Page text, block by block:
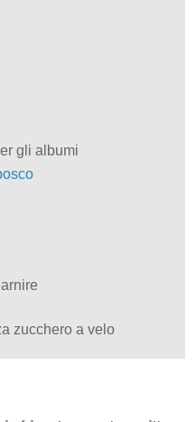
gli albumi
zucchero a velo